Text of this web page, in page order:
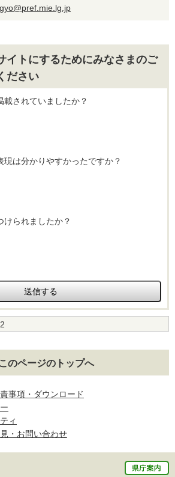
イトにするためにみなさまのご
ださい
載されていましたか？
現は分かりやすかったですか？
けられましたか？
このページのトップへ
事項・ダウンロード
ィ
・お問い合わせ